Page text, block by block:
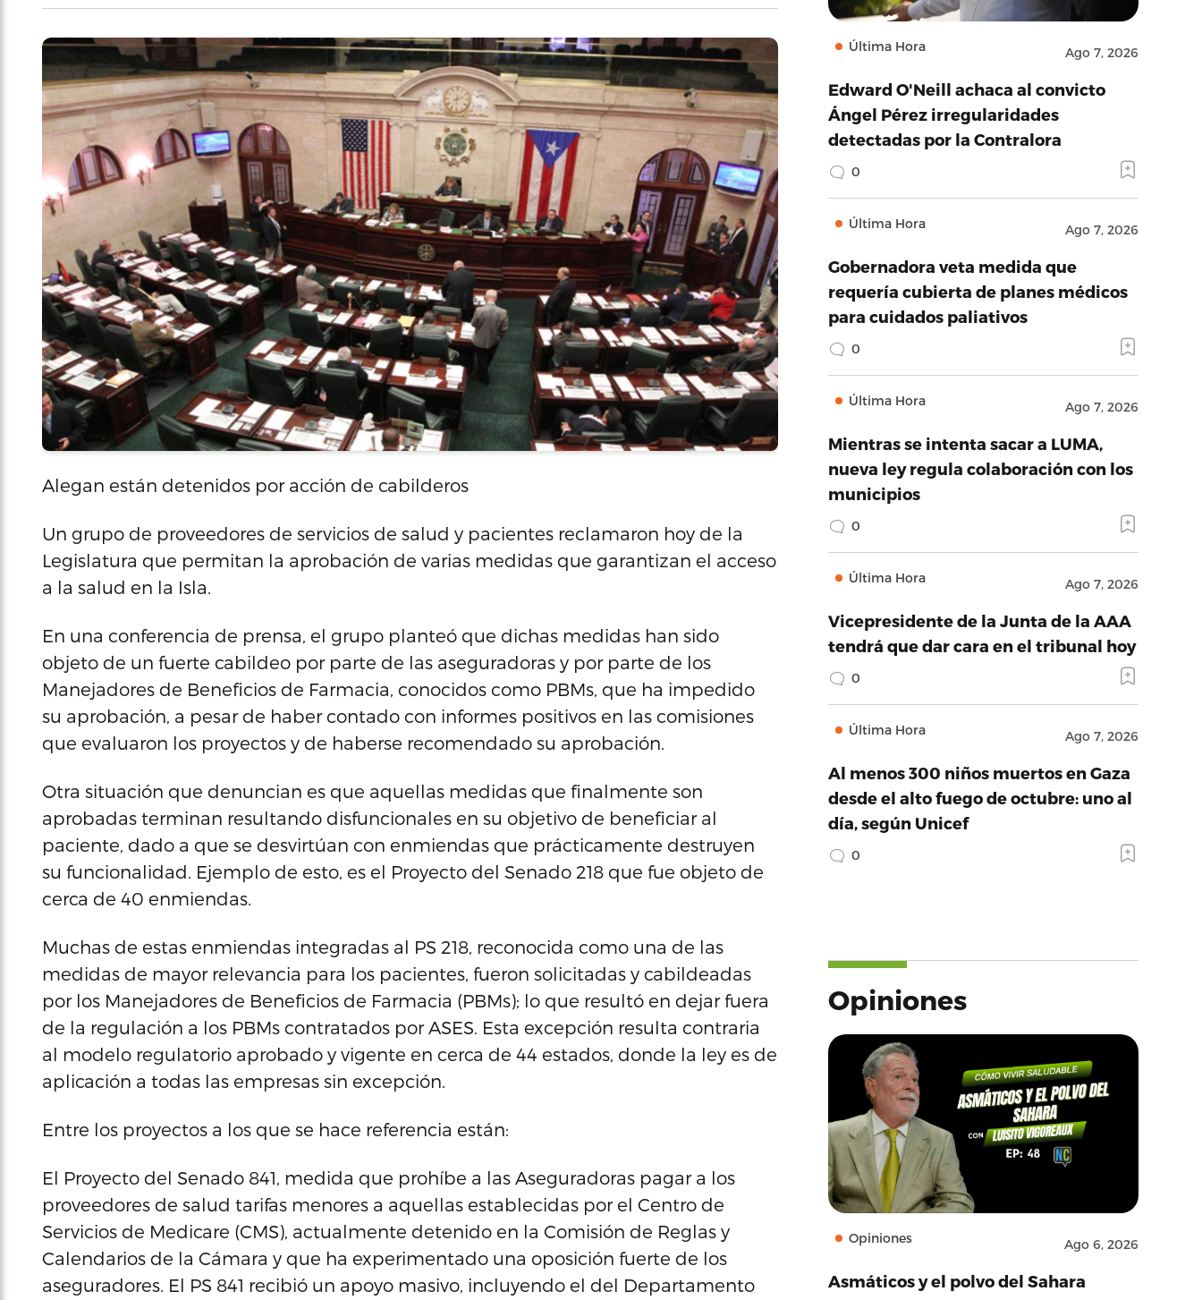
Alegan están detenidos por acción de cabilderos
Un grupo de proveedores de servicios de salud y pacientes reclamaron hoy de la
Legislatura que permitan la aprobación de varias medidas que garantizan el acceso
a la salud en la Isla.
En una conferencia de prensa, el grupo planteó que dichas medidas han sido
objeto de un fuerte cabildeo por parte de las aseguradoras y por parte de los
Manejadores de Beneficios de Farmacia, conocidos como PBMs, que ha impedido
su aprobación, a pesar de haber contado con informes positivos en las comisiones
que evaluaron los proyectos y de haberse recomendado su aprobación.
Otra situación que denuncian es que aquellas medidas que finalmente son
aprobadas terminan resultando disfuncionales en su objetivo de beneficiar al
paciente, dado a que se desvirtúan con enmiendas que prácticamente destruyen
su funcionalidad. Ejemplo de esto, es el Proyecto del Senado 218 que fue objeto de
cerca de 40 enmiendas.
Muchas de estas enmiendas integradas al PS 218, reconocida como una de las
medidas de mayor relevancia para los pacientes, fueron solicitadas y cabildeadas
por los Manejadores de Beneficios de Farmacia (PBMs); lo que resultó en dejar fuera
de la regulación a los PBMs contratados por ASES. Esta excepción resulta contraria
al modelo regulatorio aprobado y vigente en cerca de 44 estados, donde la ley es de
aplicación a todas las empresas sin excepción.
Entre los proyectos a los que se hace referencia están:
El Proyecto del Senado 841, medida que prohíbe a las Aseguradoras pagar a los
proveedores de salud tarifas menores a aquellas establecidas por el Centro de
Servicios de Medicare (CMS), actualmente detenido en la Comisión de Reglas y
Calendarios de la Cámara y que ha experimentado una oposición fuerte de los
aseguradores. El PS 841 recibió un apoyo masivo, incluyendo el del Departamento
Última Hora Ago 7, 2026
Edward O'Neill achaca al convicto
Ángel Pérez irregularidades
detectadas por la Contralora
0
Última Hora Ago 7, 2026
Gobernadora veta medida que
requería cubierta de planes médicos
para cuidados paliativos
0
Última Hora Ago 7, 2026
Mientras se intenta sacar a LUMA,
nueva ley regula colaboración con los
municipios
0
Última Hora Ago 7, 2026
Vicepresidente de la Junta de la AAA
tendrá que dar cara en el tribunal hoy
0
Última Hora Ago 7, 2026
Al menos 300 niños muertos en Gaza
desde el alto fuego de octubre: uno al
día, según Unicef
0
Opiniones
Opiniones Ago 6, 2026
Asmáticos y el polvo del Sahara